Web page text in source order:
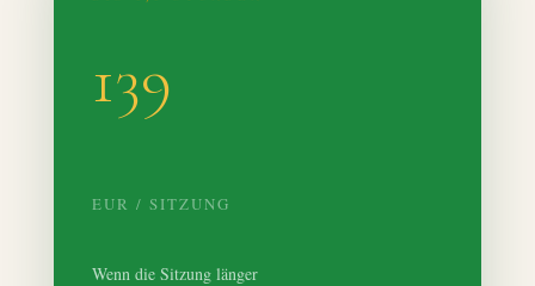
139
EUR / SITZUNG
Wenn die Sitzung länger